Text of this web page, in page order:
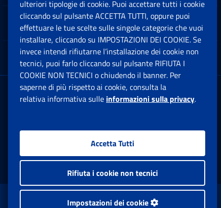
Note Legali
App mobile
Sede Legale : Via Ciro il Grande, 21
00144 Roma
Facebook: Apre una nuova finestra
Twitter: Apre una nuova finestra
Whatsapp: Apre una nuova
Youtube: Apre una
Instagram:
www.inps.gov.it © 1997-2026
ulteriori tipologie di cookie. Puoi accettare tutti i cookie
cliccando sul pulsante ACCETTA TUTTI, oppure puoi
effettuare le tue scelte sulle singole categorie che vuoi
installare, cliccando su IMPOSTAZIONI DEI COOKIE. Se
invece intendi rifiutarne l’installazione dei cookie non
tecnici, puoi farlo cliccando sul pulsante RIFIUTA I
COOKIE NON TECNICI o chiudendo il banner. Per
saperne di più rispetto ai cookie, consulta la
relativa informativa sulle informazioni sulla privacy.
Accetta Tutti
Rifiuta i cookie non tecnici
Impostazioni dei cookie